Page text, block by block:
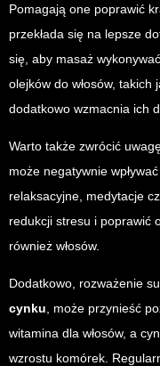
Pomagają one poprawić
przekłada się na lepsze
się, aby masaż
olejków do włosów,
dodatkowo wzmacnia ich
Warto także zwrócić
może negatywnie
relaksacyjne, medytacje
redukcji stresu i poprawić
również włosów.
Dodatkowo, rozważenie
cynku , może przynieść
witamina dla włosów, a
wzrostu komórek.